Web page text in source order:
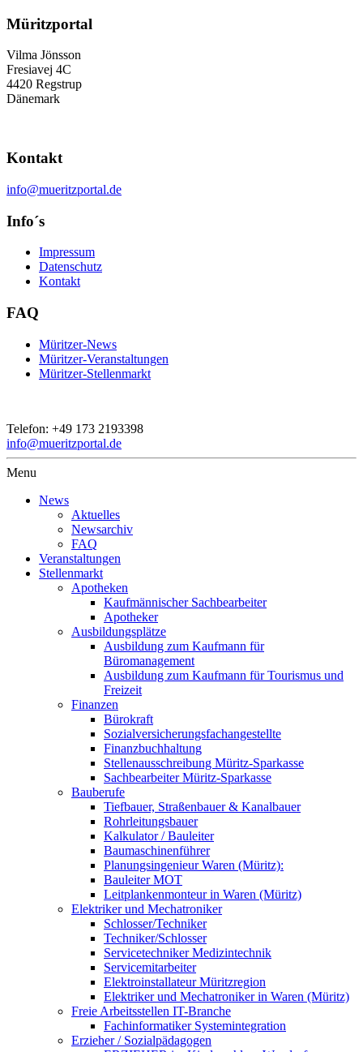
Müritzportal
Vilma Jönsson
Fresiavej 4C
4420 Regstrup
Dänemark
Kontakt
info@mueritzportal.de
Info´s
Impressum
Datenschutz
Kontakt
FAQ
Müritzer-News
Müritzer-Veranstaltungen
Müritzer-Stellenmarkt
Telefon: +49 173 2193398
info@mueritzportal.de
Menu
News
Aktuelles
Newsarchiv
FAQ
Veranstaltungen
Stellenmarkt
Apotheken
Kaufmännischer Sachbearbeiter
Apotheker
Ausbildungsplätze
Ausbildung zum Kaufmann für
Büromanagement
Ausbildung zum Kaufmann für Tourismus und
Freizeit
Finanzen
Bürokraft
Sozialversicherungsfachangestellte
Finanzbuchhaltung
Stellenausschreibung Müritz-Sparkasse
Sachbearbeiter Müritz-Sparkasse
Bauberufe
Tiefbauer, Straßenbauer & Kanalbauer
Rohrleitungsbauer
Kalkulator / Bauleiter
Baumaschinenführer
Planungsingenieur Waren (Müritz):
Bauleiter MOT
Leitplankenmonteur in Waren (Müritz)
Elektriker und Mechatroniker
Schlosser/Techniker
Techniker/Schlosser
Servicetechniker Medizintechnik
Servicemitarbeiter
Elektroinstallateur Müritzregion
Elektriker und Mechatroniker in Waren (Müritz)
Freie Arbeitsstellen IT-Branche
Fachinformatiker Systemintegration
Erzieher / Sozialpädagogen